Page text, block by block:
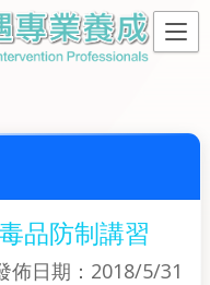
品防制講習
佈日期：2018/5/31